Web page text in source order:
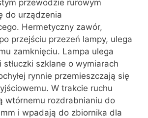
przewodzie rurowym
do urządzenia
Hermetyczny zawór,
przejściu przezeń lampy, ulega
zamknięciu. Lampa ulega
szklane o wymiarach
rynnie przemieszczają się
W trakcie ruchu
wtórnemu rozdrabnianiu do
i wpadają do zbiornika dla